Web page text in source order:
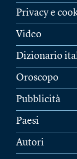
Privacy e
Video
Dizionario
Oroscopo
Pubblicità
Paesi
Autori